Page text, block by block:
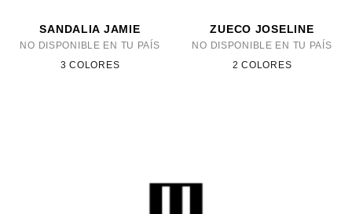
SANDALIA JAMIE
NO DISPONIBLE EN TU PAÍS
3 COLORES
ZUECO JOSELINE
NO DISPONIBLE EN TU PAÍS
2 COLORES